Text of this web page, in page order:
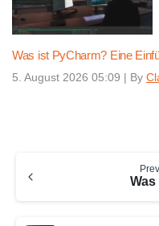
Was ist PyCharm? Eine
5. August 2026 05:09 | By
Reading
Was